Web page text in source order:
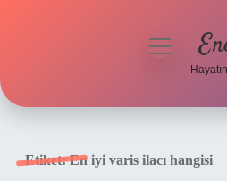
menüyü
Etiket:En iyi varis ilacı hangisi